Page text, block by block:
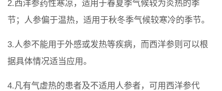
2.西洋参药性寒凉，适用于春夏季气候较为炎热的季
节；人参偏于温热，适用于秋冬季气候较寒冷的季节。
3.人参不能用于外感或发热等疾病，而西洋参则可以根
据具体情况适当应用。
4.凡有气虚热的患者及不适用人参者，可用西洋参代